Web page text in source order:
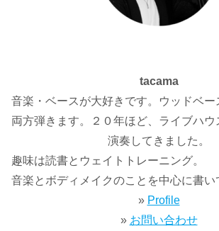
tacama
音楽・ベースが大好きです。ウッドベー
両方弾きます。２０年ほど、ライブハウ
演奏してきました。
趣味は読書とウェイトトレーニング。
音楽とボディメイクのことを中心に書い
» Profile
» お問い合わせ